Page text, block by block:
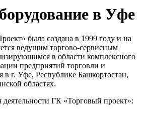
в Уфе
была создана в 1999 году и на
ведущим торгово-сервисным
в области комплексного
предприятий торговли и
в г. Уфе, Республике Башкортостан,
областях.
ГК «Торговый проект»: